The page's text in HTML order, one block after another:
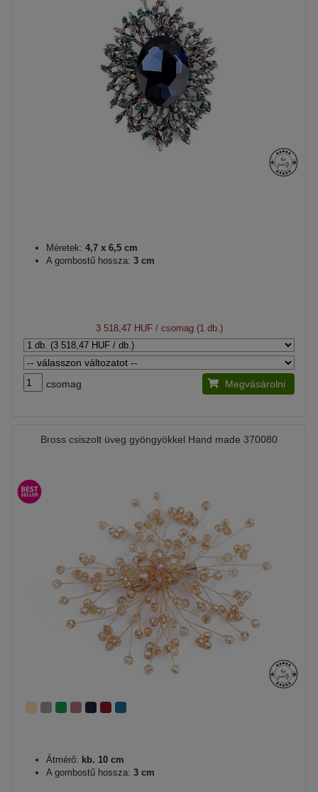
Méretek: 4,7 x 6,5 cm
A gombostű hossza: 3 cm
3 518,47 HUF/ csomag (1 db.)
csomag Megvásárolni
Bross csiszolt üveg gyöngyökkel Hand made 370080
Átmérő: kb. 10 cm
A gombostű hossza: 3 cm